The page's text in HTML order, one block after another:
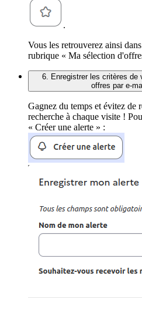
.
Vous les retrouverez ainsi
rubrique « Ma sélection
6. Enregistrer les critères de
offres par e-
Gagnez du temps et évitez de
recherche à chaque visite !
« Créer une alerte » :